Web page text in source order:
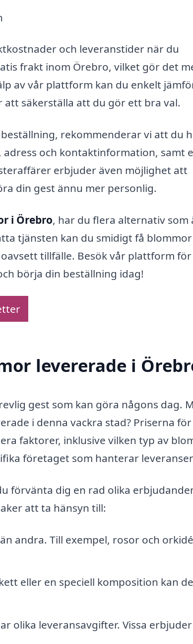
och leveranstider när du
frakt inom Örebro, vilket gör det
av vår plattform kan du enkelt
säkerställa att du gör ett bra val.
rekommenderar vi att du
och kontaktinformation, samt
erbjuder även möjlighet att
din gest ännu mer personlig.
i Örebro, har du flera alternativ som
tjänsten kan du smidigt få blommor
tillfälle. Besök vår plattform
börja din beställning idag!
levererade i
gest som kan göra någons dag.
i denna vackra stad? Priserna för
faktorer, inklusive vilken typ av
företaget som hanterar
förvänta dig en rad olika
att ta hänsyn till:
andra. Till exempel, rosor och
eller en speciell komposition kan
olika leveransavgifter. Vissa erbjuder